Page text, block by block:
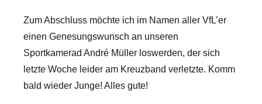
Zum Abschluss möchte ich im Namen aller VfL’er
einen Genesungswunsch an unseren
Sportkamerad André Müller loswerden, der sich
letzte Woche leider am Kreuzband verletzte. Komm
bald wieder Junge! Alles gute!